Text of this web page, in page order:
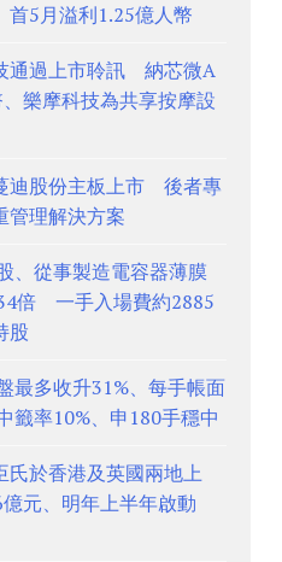
5月溢利1.25億人幣
通過上市聆訊 納芯微A
樂摩科技為共享按摩設
迪股份主板上市 後者專
管理解決方案
、從事製造電容器薄膜
倍 一手入場費約2885
股
最多收升31%、每手帳面
率10%、申180手穩中
氏於香港及英國兩地上
元、明年上半年啟動